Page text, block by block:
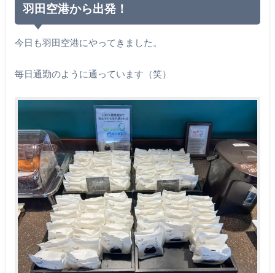
羽田空港から出発！
今日も羽田空港にやってきました。
毎日通勤のように通っています（笑）